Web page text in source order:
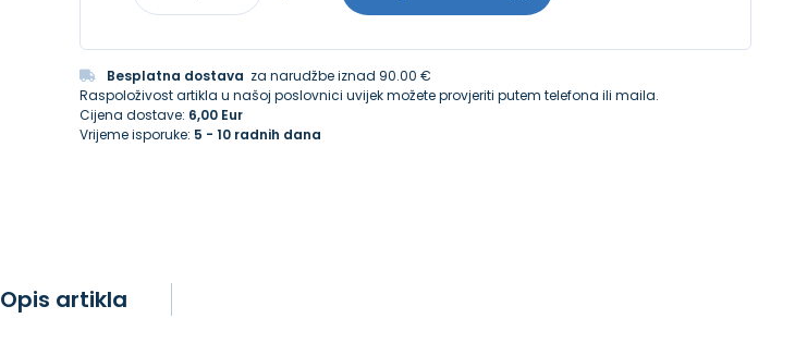
Besplatna dostava za narudžbe iznad 90.00 €
Raspoloživost artikla u našoj poslovnici uvijek možete provjeriti putem telefona ili maila.
Cijena dostave: 6,00 Eur
Vrijeme isporuke: 5 - 10 radnih dana
Opis artikla